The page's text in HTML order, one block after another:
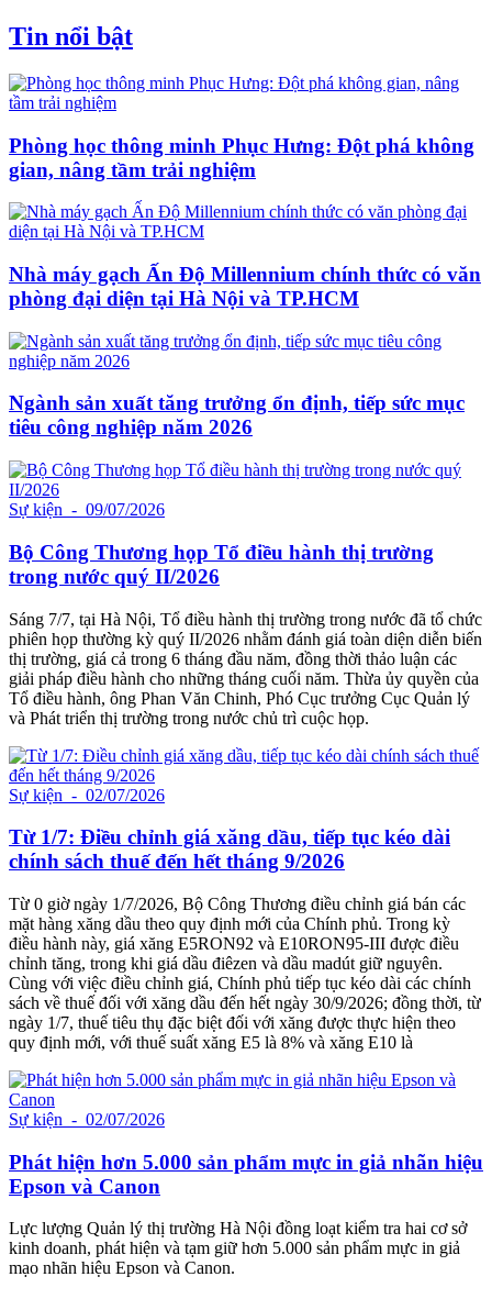
Tin nổi bật
Phòng học thông minh Phục Hưng: Đột phá không
gian, nâng tầm trải nghiệm
Nhà máy gạch Ấn Độ Millennium chính thức có văn
phòng đại diện tại Hà Nội và TP.HCM
Ngành sản xuất tăng trưởng ổn định, tiếp sức mục
tiêu công nghiệp năm 2026
Sự kiện - 09/07/2026
Bộ Công Thương họp Tổ điều hành thị trường
trong nước quý II/2026
Sáng 7/7, tại Hà Nội, Tổ điều hành thị trường trong nước đã tổ chức
phiên họp thường kỳ quý II/2026 nhằm đánh giá toàn diện diễn biến
thị trường, giá cả trong 6 tháng đầu năm, đồng thời thảo luận các
giải pháp điều hành cho những tháng cuối năm. Thừa ủy quyền của
Tổ điều hành, ông Phan Văn Chinh, Phó Cục trưởng Cục Quản lý
và Phát triển thị trường trong nước chủ trì cuộc họp.
Sự kiện - 02/07/2026
Từ 1/7: Điều chỉnh giá xăng dầu, tiếp tục kéo dài
chính sách thuế đến hết tháng 9/2026
Từ 0 giờ ngày 1/7/2026, Bộ Công Thương điều chỉnh giá bán các
mặt hàng xăng dầu theo quy định mới của Chính phủ. Trong kỳ
điều hành này, giá xăng E5RON92 và E10RON95-III được điều
chỉnh tăng, trong khi giá dầu điêzen và dầu madút giữ nguyên.
Cùng với việc điều chỉnh giá, Chính phủ tiếp tục kéo dài các chính
sách về thuế đối với xăng dầu đến hết ngày 30/9/2026; đồng thời, từ
ngày 1/7, thuế tiêu thụ đặc biệt đối với xăng được thực hiện theo
quy định mới, với thuế suất xăng E5 là 8% và xăng E10 là
Sự kiện - 02/07/2026
Phát hiện hơn 5.000 sản phẩm mực in giả nhãn hiệu
Epson và Canon
Lực lượng Quản lý thị trường Hà Nội đồng loạt kiểm tra hai cơ sở
kinh doanh, phát hiện và tạm giữ hơn 5.000 sản phẩm mực in giả
mạo nhãn hiệu Epson và Canon.